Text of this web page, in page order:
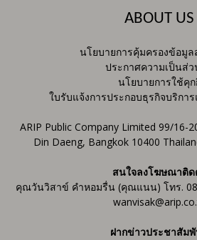
ABOUT US
นโยบายการคุ้มครองข้อมู
ประกาศความเป็นส่
นโยบายการใช้คุ
ใบรับแจ้งการประกอบธุรกิจบริกา
ARIP Public Company Limited 99/16-
Din Daeng, Bangkok 10400
สนใจลงโฆษณาติด
คุณวันวิสาข์ คำหอมรื่น (คุณแนน) โทร.
ฝากข่าวประชาสัม